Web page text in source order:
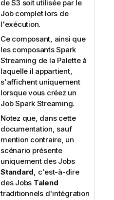
de S3 soit utilisée par le
Job complet lors de
l'exécution.
Ce composant, ainsi que
les composants Spark
Streaming de la Palette à
laquelle il appartient,
s'affichent uniquement
lorsque vous créez un
Job Spark Streaming.
Notez que, dans cette
documentation, sauf
mention contraire, un
scénario présente
uniquement des Jobs
Standard, c'est-à-dire
des Jobs Talend
traditionnels d'intégration